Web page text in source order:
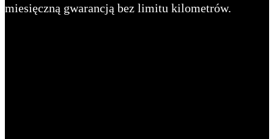
miesięczną gwarancją bez limitu kilometrów.